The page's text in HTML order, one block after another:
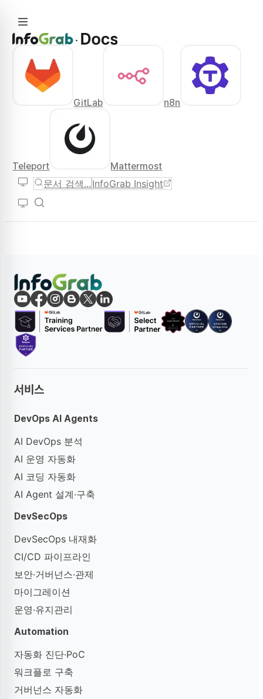
GitLab n8n
Teleport Mattermost
문서 검색... InfoGrab Insight
서비스
DevOps AI Agents
AI DevOps 분석
AI 운영 자동화
AI 코딩 자동화
AI Agent 설계·구축
DevSecOps
DevSecOps 내재화
CI/CD 파이프라인
보안·거버넌스·관제
마이그레이션
운영·유지관리
Automation
자동화 진단·PoC
워크플로 구축
거버넌스 자동화